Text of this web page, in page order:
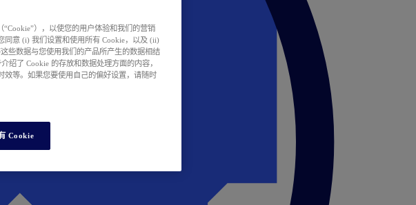
），以使您的用户体验和我们的营销
同意 (i) 我们设置和使用所有 Cookie，以及 (ii)
些数据与您使用我们的产品所产生的数据相结
绍了 Cookie 的存放和数据处理方面的内容，
效等。如果您要使用自己的偏好设置，请随时
Cookie